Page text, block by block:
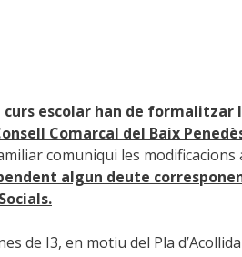
escolar han de formalitzar
Comarcal del Baix
comuniqui les modificacions
algun deute
de I3, en motiu del Pla